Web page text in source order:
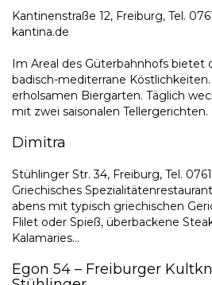
Kantinenstraße 12, Freiburg, Tel.
kantina.de
Im Areal des Güterbahnhofs bietet
badisch-mediterrane
erholsamen Biergarten. Täglich
mit zwei saisonalen Tellergerichten.
Dimitra
Stühlinger Str. 34, Freiburg, Tel.
Griechisches
abens mit typisch griechischen
Flilet oder Spieß, überbackene
Kalamaries...
Egon 54 – Freiburger